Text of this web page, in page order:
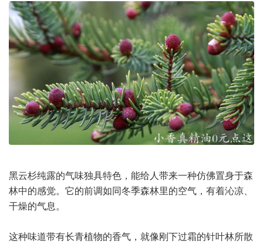
黑云杉纯露的气味独具特色，能给人带来一种仿佛置身于森
林中的感觉。它的前调如同冬季森林里的空气，有着沁凉、
干燥的气息。
这种味道带有长青植物的香气，就像刚下过霜的针叶林所散